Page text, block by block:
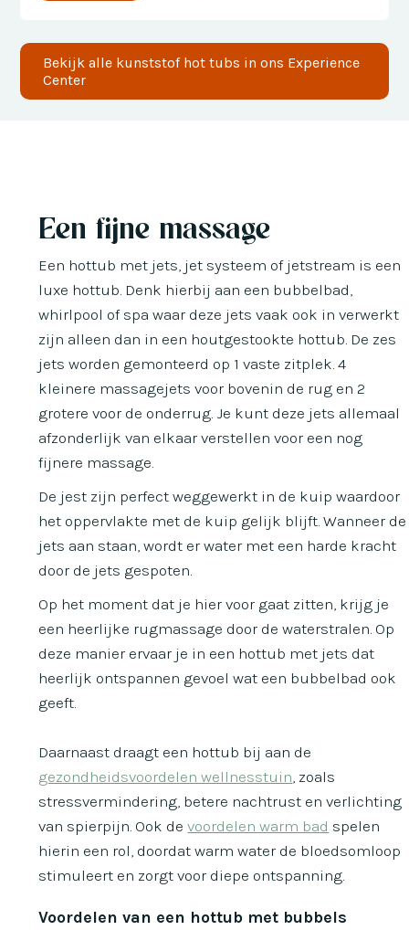
Bekijk alle kunststof hot tubs in ons Experience
Center
Een fijne massage
Een hottub met jets, jet systeem of jetstream is een
luxe hottub. Denk hierbij aan een bubbelbad,
whirlpool of spa waar deze jets vaak ook in verwerkt
zijn alleen dan in een houtgestookte hottub. De zes
jets worden gemonteerd op 1 vaste zitplek. 4
kleinere massagejets voor bovenin de rug en 2
grotere voor de onderrug. Je kunt deze jets allemaal
afzonderlijk van elkaar verstellen voor een nog
fijnere massage.
De jest zijn perfect weggewerkt in de kuip waardoor
het oppervlakte met de kuip gelijk blijft. Wanneer de
jets aan staan, wordt er water met een harde kracht
door de jets gespoten.
Op het moment dat je hier voor gaat zitten, krijg je
een heerlijke rugmassage door de waterstralen. Op
deze manier ervaar je in een hottub met jets dat
heerlijk ontspannen gevoel wat een bubbelbad ook
geeft.
Daarnaast draagt een hottub bij aan de
gezondheidsvoordelen wellnesstuin , zoals
stressvermindering, betere nachtrust en verlichting
van spierpijn. Ook devoordelen warm bad spelen
hierin een rol, doordat warm water de bloedsomloop
stimuleert en zorgt voor diepe ontspanning.
Voordelen van een hottub met bubbels